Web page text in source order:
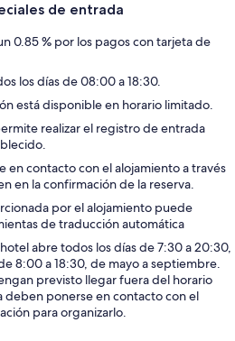
de entrada
0.85 % por los pagos con tarjeta de
los días de 08:00 a 18:30.
está disponible en horario limitado.
realizar el registro de entrada
en contacto con el alojamiento a través
en la confirmación de la reserva.
por el alojamiento puede
de traducción automática
abre todos los días de 7:30 a 20:30,
8:00 a 18:30, de mayo a septiembre.
previsto llegar fuera del horario
deben ponerse en contacto con el
para organizarlo.